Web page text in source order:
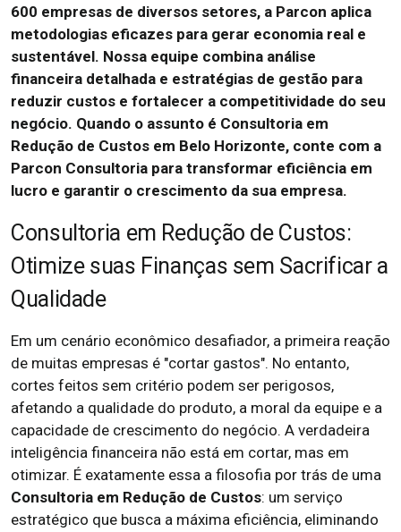
600 empresas de diversos setores, a Parcon aplica
metodologias eficazes para gerar economia real e
sustentável. Nossa equipe combina análise
financeira detalhada e estratégias de gestão para
reduzir custos e fortalecer a competitividade do seu
negócio. Quando o assunto é Consultoria em
Redução de Custos em Belo Horizonte, conte com a
Parcon Consultoria para transformar eficiência em
lucro e garantir o crescimento da sua empresa.
Consultoria em Redução de Custos:
Otimize suas Finanças sem Sacrificar a
Qualidade
Em um cenário econômico desafiador, a primeira reação
de muitas empresas é "cortar gastos". No entanto,
cortes feitos sem critério podem ser perigosos,
afetando a qualidade do produto, a moral da equipe e a
capacidade de crescimento do negócio. A verdadeira
inteligência financeira não está em cortar, mas em
otimizar. É exatamente essa a filosofia por trás de uma
Consultoria em Redução de Custos: um serviço
estratégico que busca a máxima eficiência, eliminando